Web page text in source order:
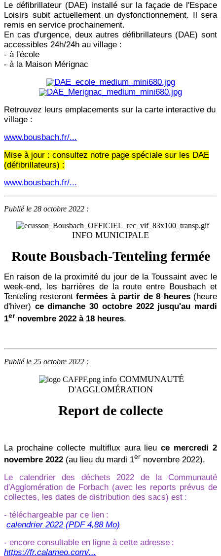
Le défibrillateur (DAE) installé sur la façade de l'Espace
Loisirs subit actuellement un dysfonctionnement. Il sera
remis en service prochainement.
En cas d'urgence, deux autres défibrillateurs (DAE) sont
accessibles 24h/24h au village :
- à l'école
- à la Maison Mérignac
Retrouvez leurs emplacements sur la carte interactive du
village :
www.bousbach.fr/...
Mise à jour : consultez notre page spéciale sur les DAE
(défibrillateurs) :
www.bousbach.fr/...
Publié le 28 octobre 2022 :
INFO MUNICIPALE
Route Bousbach-Tenteling fermée
En raison de la proximité du jour de la Toussaint avec le
week-end, les barrières de la route entre Bousbach et
Tenteling resteront fermées à partir de 8 heures (heure
d'hiver) ce dimanche 30 octobre 2022 jusqu'au mardi
1ernovembre 2022 à 18 heures.
Publié le 25 octobre 2022 :
info COMMUNAUTÉ
D'AGGLOMÉRATION
Report de collecte
La prochaine collecte multiflux aura lieuce mercredi 2
novembre 2022 (au lieu du mardi 1er novembre 2022).
Le calendrier des déchets 2022 de la Communauté
d'Agglomération de Forbach (avec les reports prévus de
collectes, les dates de distribution des sacs) est :
- téléchargeable par ce lien :
calendrier 2022 (PDF 4,88 Mo)
- encore consultable en ligne à cette adresse :
https://fr.calameo.com/...